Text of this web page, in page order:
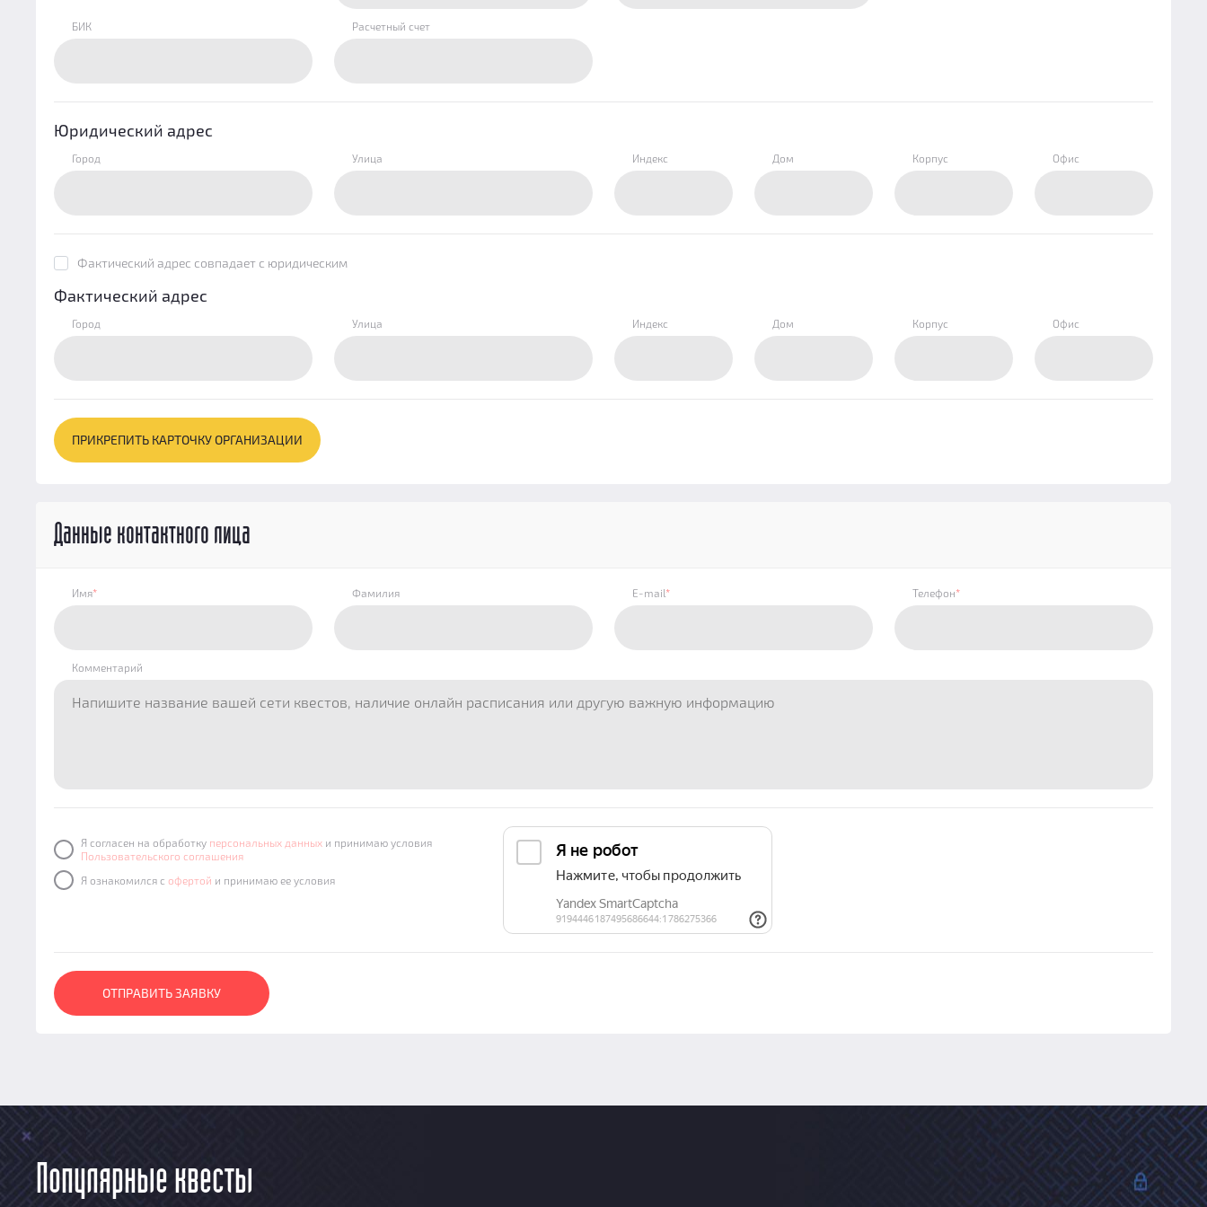
БИК Расчетный счет
Юридический адрес
Город Улица Индекс Дом Корпус Офис
Фактический адрес совпадает с юридическим
Фактический адрес
Город Улица Индекс Дом Корпус Офис
ПРИКРЕПИТЬ КАРТОЧКУ ОРГАНИЗАЦИИ
Данные контактного лица
Имя* Фамилия E-mail* Телефон*
Комментарий
Я согласен на обработку персональных данных и принимаю условия
Пользовательского соглашения
Я ознакомился с офертой и принимаю ее условия
ОТПРАВИТЬ ЗАЯВКУ
Популярные квесты